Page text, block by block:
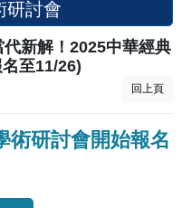
研討會
新解！2025中華經典
至11/26)
回上頁
術研討會開始報名